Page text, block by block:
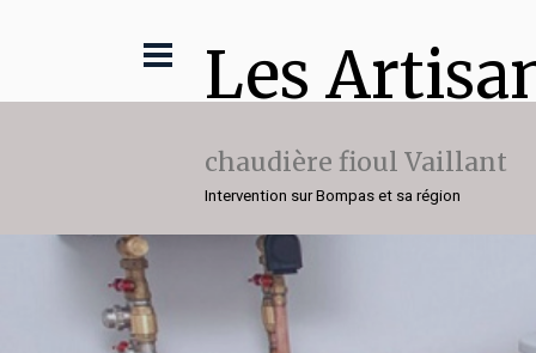
Les
chaudière fioul Vaillant
Intervention sur Bompas et sa région